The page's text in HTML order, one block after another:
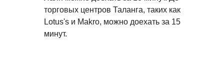
торговых центров Таланга, таких как
Lotus's и Makro, можно доехать за 15
минут.